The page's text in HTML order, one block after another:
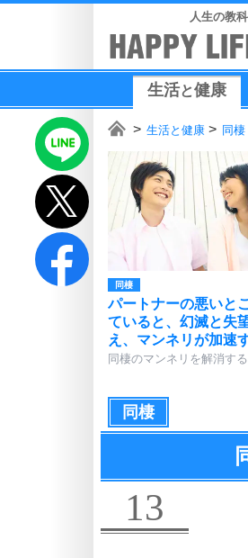
人生の教
生活と健康
生活と健康 同棲
同棲
パートナーの悪いと
ていると、幻滅と失
え、マンネリが加速
同棲のマンネリを解消す
同棲
13